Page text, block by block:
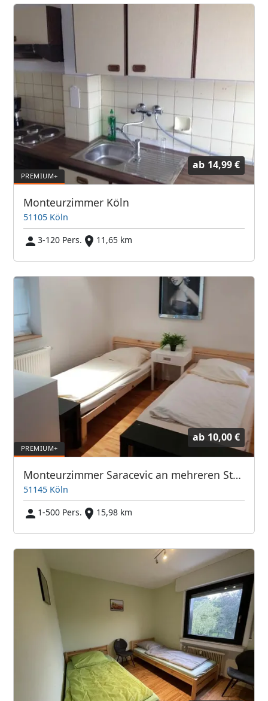
ab 14,99 €
Monteurzimmer Köln
51105 Köln
3-120 Pers.
11,65 km
ab 10,00 €
Monteurzimmer Saracevic an mehreren Standorten
51145 Köln
1-500 Pers.
15,98 km